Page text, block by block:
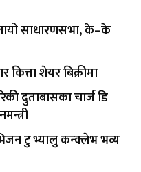
साधारणसभा, के–के
शेयर बिक्रीमा
दुताबासका चार्ज डि
टु भ्यालु कन्क्लेभ भव्य